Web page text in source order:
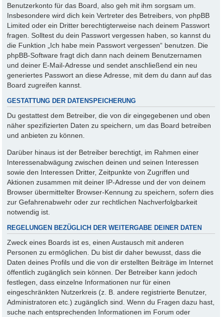
Benutzerkonto für das Board, also geh mit ihm sorgsam um.
Insbesondere wird dich kein Vertreter des Betreibers, von phpBB
Limited oder ein Dritter berechtigterweise nach deinem Passwort
fragen. Solltest du dein Passwort vergessen haben, so kannst du
die Funktion „Ich habe mein Passwort vergessen“ benutzen. Die
phpBB-Software fragt dich dann nach deinem Benutzernamen
und deiner E-Mail-Adresse und sendet anschließend ein neu
generiertes Passwort an diese Adresse, mit dem du dann auf das
Board zugreifen kannst.
GESTATTUNG DER DATENSPEICHERUNG
Du gestattest dem Betreiber, die von dir eingegebenen und oben
näher spezifizierten Daten zu speichern, um das Board betreiben
und anbieten zu können.
Darüber hinaus ist der Betreiber berechtigt, im Rahmen einer
Interessenabwägung zwischen deinen und seinen Interessen
sowie den Interessen Dritter, Zeitpunkte von Zugriffen und
Aktionen zusammen mit deiner IP-Adresse und der von deinem
Browser übermittelter Browser-Kennung zu speichern, sofern dies
zur Gefahrenabwehr oder zur rechtlichen Nachverfolgbarkeit
notwendig ist.
REGELUNGEN BEZÜGLICH DER WEITERGABE DEINER DATEN
Zweck eines Boards ist es, einen Austausch mit anderen
Personen zu ermöglichen. Du bist dir daher bewusst, dass die
Daten deines Profils und die von dir erstellten Beiträge im Internet
öffentlich zugänglich sein können. Der Betreiber kann jedoch
festlegen, dass einzelne Informationen nur für einen
eingeschränkten Nutzerkreis (z. B. andere registrierte Benutzer,
Administratoren etc.) zugänglich sind. Wenn du Fragen dazu hast,
suche nach entsprechenden Informationen im Forum oder